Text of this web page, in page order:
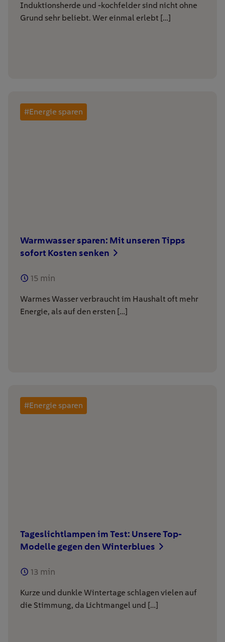
Induktionsherde und -kochfelder sind nicht ohne
Grund sehr beliebt. Wer einmal erlebt […]
#Energie sparen
Warmwasser sparen: Mit unseren Tipps
sofort Kosten senken
15 min
Warmes Wasser verbraucht im Haushalt oft mehr
Energie, als auf den ersten […]
#Energie sparen
Tageslichtlampen im Test: Unsere Top-
Modelle gegen den Winterblues
13 min
Kurze und dunkle Wintertage schlagen vielen auf
die Stimmung, da Lichtmangel und […]